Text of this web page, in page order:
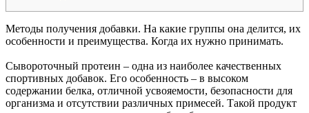
Методы получения добавки. На какие группы она делится, их
особенности и преимущества. Когда их нужно принимать.
Сывороточный протеин – одна из наиболее качественных
спортивных добавок. Его особенность – в высоком
содержании белка, отличной усвояемости, безопасности для
организма и отсутствии различных примесей. Такой продукт